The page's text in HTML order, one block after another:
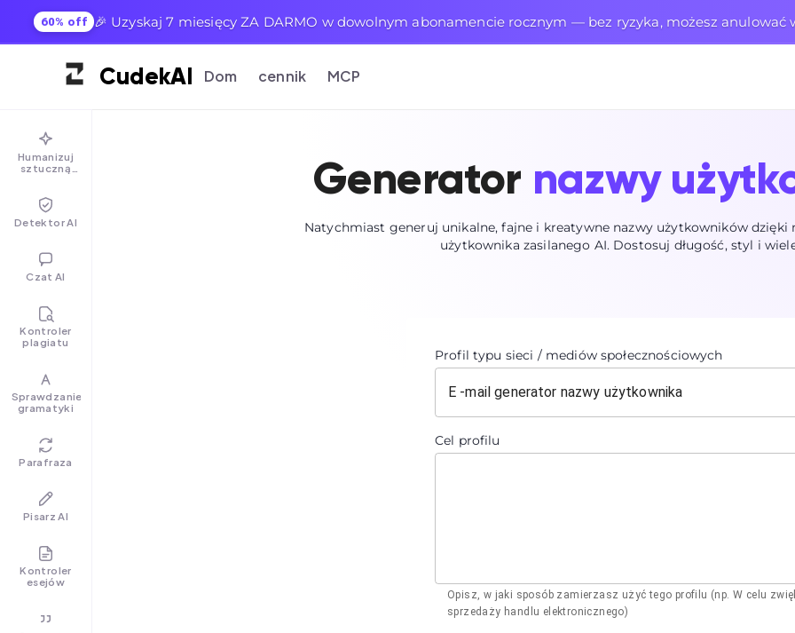
60% off 🎉 Uzyskaj 7 miesięcy ZA DARMO w dowolnym abonamencie rocznym — bez ryzyka, możesz
CudekAI Dom cennik MCP
Humanizuj
sztuczną
Detektor AI
Czat AI
Kontroler
plagiatu
Sprawdzanie
gramatyki
Parafraza
Pisarz AI
Kontroler
esejów
Generator nazwy
Natychmiast generuj unikalne, fajne i kreatywne nazwy użytkowników dzięki
użytkownika zasilanego AI. Dostosuj długość, styl i
Profil typu sieci / mediów społecznościowych
Cel profilu
Opisz, w jaki sposób zamierzasz użyć tego profilu (np. W celu
sprzedaży handlu elektronicznego)